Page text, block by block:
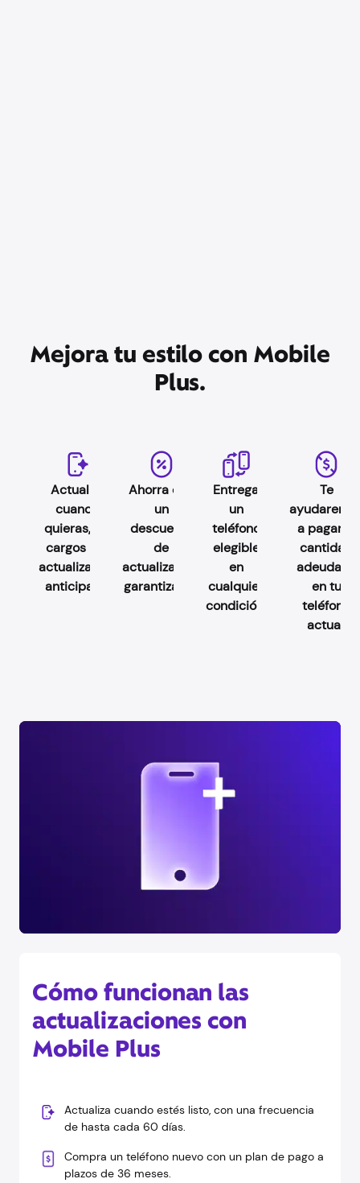
Mejora tu estilo con Mobile
Plus.
Actualiza
cuando
quieras, sin
cargos por
actualización
anticipada.
Ahorra con
un
descuento
de
actualización
garantizado.
Entrega
un
teléfono
elegible
en
cualquier
condición.
Te
a pagar la
cantidad
adeudada
en tu
teléfono
actual.
Cómo funcionan las
actualizaciones con
Mobile Plus
Actualiza cuando estés listo, con una frecuencia
de hasta cada 60 días.
Compra un teléfono nuevo con un plan de pago a
plazos de 36 meses.